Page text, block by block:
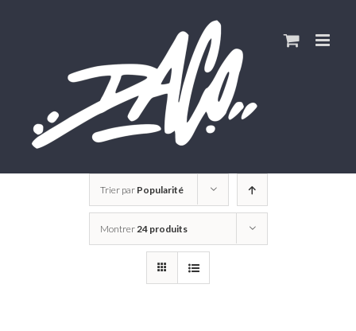
Trier par Popularité
Montrer24 produits